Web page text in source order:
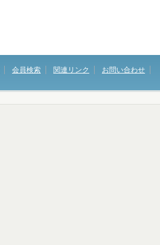
会員検索 関連リンク お問い合わせ